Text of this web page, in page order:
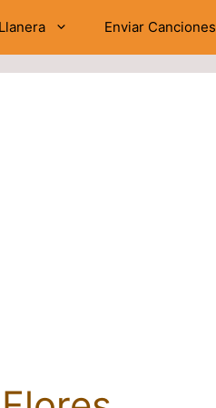
Enviar Canciones